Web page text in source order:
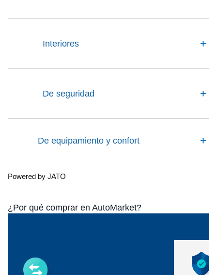
Interiores
De seguridad
De equipamiento y confort
Powered by JATO
¿Por qué comprar en AutoMarket?